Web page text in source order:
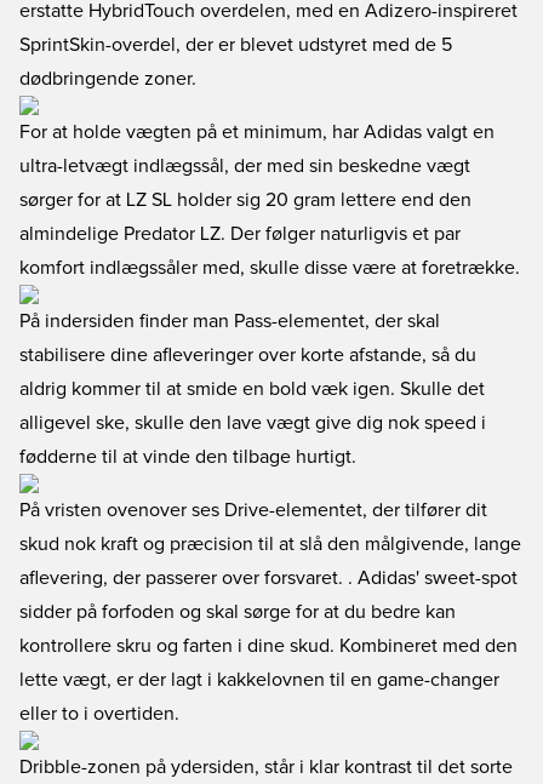
erstatte HybridTouch overdelen, med en Adizero-inspireret
SprintSkin-overdel, der er blevet udstyret med de 5
dødbringende zoner.
For at holde vægten på et minimum, har Adidas valgt en
ultra-letvægt indlægssål, der med sin beskedne vægt
sørger for at LZ SL holder sig 20 gram lettere end den
almindelige Predator LZ. Der følger naturligvis et par
komfort indlægssåler med, skulle disse være at foretrække.
På indersiden finder man Pass-elementet, der skal
stabilisere dine afleveringer over korte afstande, så du
aldrig kommer til at smide en bold væk igen. Skulle det
alligevel ske, skulle den lave vægt give dig nok speed i
fødderne til at vinde den tilbage hurtigt.
På vristen ovenover ses Drive-elementet, der tilfører dit
skud nok kraft og præcision til at slå den målgivende, lange
aflevering, der passerer over forsvaret. . Adidas' sweet-spot
sidder på forfoden og skal sørge for at du bedre kan
kontrollere skru og farten i dine skud. Kombineret med den
lette vægt, er der lagt i kakkelovnen til en game-changer
eller to i overtiden.
Dribble-zonen på ydersiden, står i klar kontrast til det sorte